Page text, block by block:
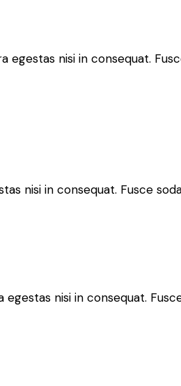
egestas nisi in consequat.
nisi in consequat. Fusce
nisi in consequat.